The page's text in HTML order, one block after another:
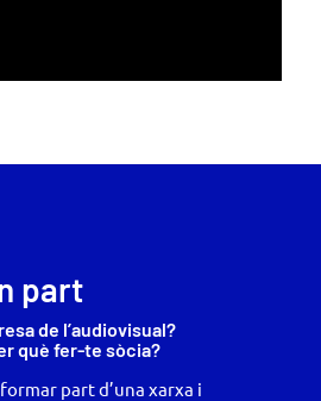
part
de l’audiovisual?
què fer-te sòcia?
part d’una xarxa i